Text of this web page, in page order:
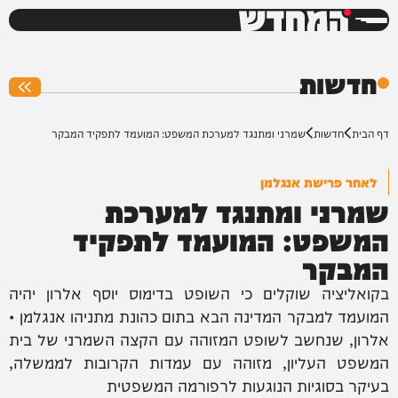
המחדש
חדשות
דף הבית חדשות שמרני ומתנגד למערכת המשפט: המועמד לתפקיד המבקר
לאחר פרישת אנגלמן
שמרני ומתנגד למערכת
המשפט: המועמד לתפקיד
המבקר
בקואליציה שוקלים כי השופט בדימוס יוסף אלרון יהיה
המועמד למבקר המדינה הבא בתום כהונת מתניהו אנגלמן •
אלרון, שנחשב לשופט המזוהה עם הקצה השמרני של בית
המשפט העליון, מזוהה עם עמדות הקרובות לממשלה,
בעיקר בסוגיות הנוגעות לרפורמה המשפטית